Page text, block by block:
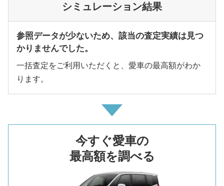
シミュレーション結果
参照データが少ないため、該当の査定実績は見つ
かりませんでした。
一括査定をご利用いただくと、愛車の最高額がわか
ります。
今すぐ愛車の
最高額を調べる